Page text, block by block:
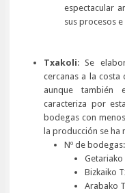
espectacular
sus procesos
Txakoli: Se
cercanas a la costa
aunque también
caracteriza por
bodegas con
la producción se ha
Nº de
Getariako
Bizkaiko
Arabako